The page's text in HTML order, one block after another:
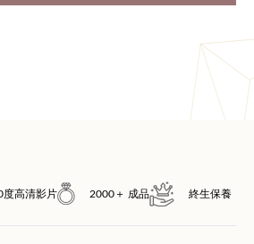
度高清影片 2000＋ 成品 終生保養